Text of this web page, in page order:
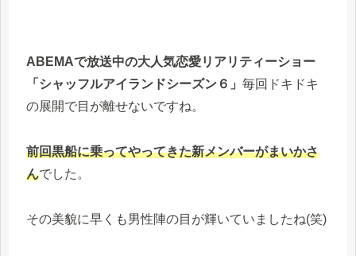
ABEMAで放送中の大人気恋愛リアリティーショー
「シャッフルアイランドシーズン６」 毎回ドキドキ
の展開で目が離せないですね。
前回黒船に乗ってやってきた新メンバーがまいかさ
んでした。
その美貌に早くも男性陣の目が輝いていましたね(笑)